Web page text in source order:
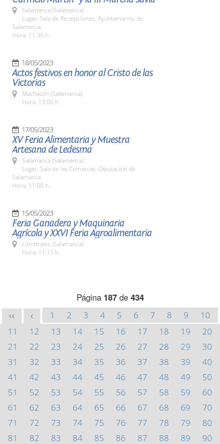
Salamanca (Salamanca)
Lugar: Sala de Recepciones. Ayuntamiento de
Salamanca
Hora: 11:30 h.
18/05/2023
Actos festivos en honor al Cristo de las
Victorias
Machacón (Salamanca)
Hora: 13:00 h.
17/05/2023
XV Feria Alimentaria y Muestra
Artesana de Ledesma
Salamanca (Salamanca)
Lugar: Sala de las Comarcas. Diputación de
Salamanca
Hora: 11:00 h.
15/05/2023
Feria Ganadera y Maquinaria
Agrícola y XXVI Feria Agroalimentaria
Lumbrales (Salamanca)
Hora: 11:15 h.
Página 187de 434
<< < 1 2 3 4 5 6 7 8 9
10
11
12 13 14 15 16 17 18 19
20
21
22 23 24 25 26 27 28 29
30
31
32 33 34 35 36 37 38 39
40
41
42 43 44 45 46 47 48 49
50
51
52 53 54 55 56 57 58 59
60
61
62 63 64 65 66 67 68 69
70
71
72 73 74 75 76 77 78 79
80
81
82 83 84 85 86 87 88 89
90